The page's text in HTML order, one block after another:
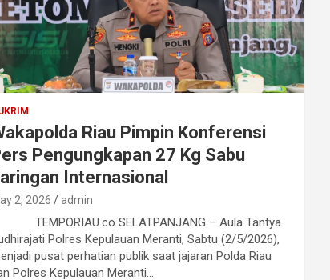
Riau Pimpin Konferensi
Pengungkapan 27 Kg Sabu
Internasional
2, 2026 admin
SELATPANJANG – Aula Tantya
Polres Kepulauan Meranti, Sabtu (2/5/2026),
pusat perhatian publik saat jajaran Polda Riau
Polres Kepulauan Meranti…